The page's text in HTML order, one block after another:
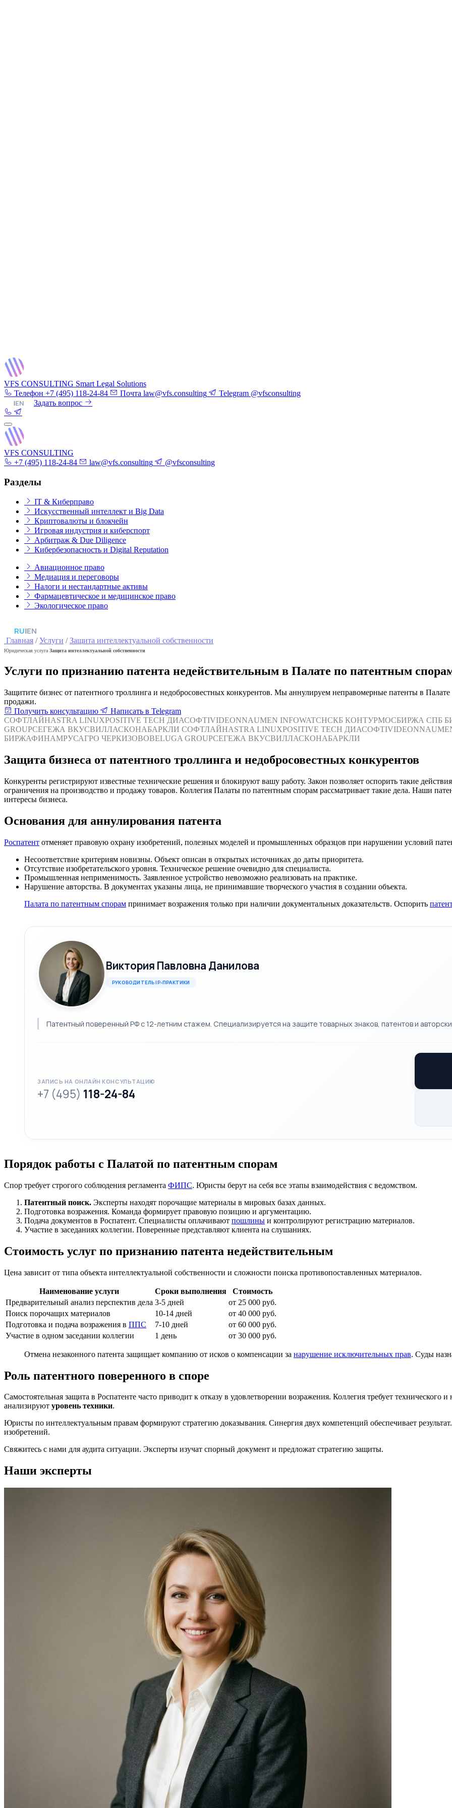
VFS CONSULTING Smart Legal Solutions
Телефон +7 (495) 118-24-84 Почта law@vfs.consulting Telegram @vfsconsulting
|EN Задать вопрос
VFS CONSULTING
+7 (495) 118-24-84
law@vfs.consulting @vfsconsulting
Разделы
IT & Киберправо
Искусственный интеллект и Big Data
Криптовалюты и блокчейн
Игровая индустрия и киберспорт
Арбитраж & Due Diligence
Кибербезопасность и Digital Reputation
Авиационное право
Медиация и переговоры
Налоги и нестандартные активы
Фармацевтическое и медицинское право
Экологическое право
RU|EN
Главная /Услуги /Защита интеллектуальной собственности
Юридическая услуга Защита интеллектуальной собственности
Услуги по признанию патента недействительным в Палате по патентным
Защитите бизнес от патентного троллинга и недобросовестных конкурентов. Мы аннулируем неправомерные патенты в
продажи.
Получить консультацию
Написать в Telegram
СОФТЛАЙНASTRA LINUXPOSITIVE TECH ДИАСОФТIVIDEONNAUMEN INFOWATCHСКБ КОНТУРМОСБИРЖА СПБ
GROUPСЕГЕЖА ВКУСВИЛЛАСКОНАБАРКЛИ СОФТЛАЙНASTRA LINUXPOSITIVE TECH ДИАСОФТIVIDEON
БИРЖАФИНАМРУСАГРО ЧЕРКИЗОВОBELUGA GROUPСЕГЕЖА ВКУСВИЛЛАСКОНАБАРКЛИ
Защита бизнеса от патентного троллинга и недобросовестных конкурентов
Конкуренты регистрируют известные технические решения и блокируют вашу работу. Закон позволяет оспорить такие
ограничения на производство и продажу товаров. Коллегия Палаты по патентным спорам рассматривает такие дела. Наши
интересы бизнеса.
Основания для аннулирования патента
Роспатент отменяет правовую охрану изобретений, полезных моделей и промышленных образцов при нарушении условий
Несоответствие критериям новизны. Объект описан в открытых источниках до даты приоритета.
Отсутствие изобретательского уровня. Техническое решение очевидно для специалиста.
Промышленная неприменимость. Заявленное устройство невозможно реализовать на практике.
Нарушение авторства. В документах указаны лица, не принимавшие творческого участия в создании объекта.
Палата по патентным спорам принимает возражения только при наличии документальных доказательств. Оспорить
Виктория Павловна Данилова
РУКОВОДИТЕЛЬ IP-ПРАКТИКИ
Патентный поверенный РФ с 12-летним стажем. Специализируется на защите товарных знаков, патентов и
ЗАПИСЬ НА ОНЛАЙН КОНСУЛЬТАЦИЮ
+7 (495) 118-24-84
Порядок работы с Палатой по патентным спорам
Спор требует строгого соблюдения регламента ФИПС. Юристы берут на себя все этапы взаимодействия с ведомством.
Патентный поиск. Эксперты находят порочащие материалы в мировых базах данных.
Подготовка возражения. Команда формирует правовую позицию и аргументацию.
Подача документов в Роспатент. Специалисты оплачивают пошлины и контролируют регистрацию материалов.
Участие в заседаниях коллегии. Поверенные представляют клиента на слушаниях.
Стоимость услуг по признанию патента недействительным
Цена зависит от типа объекта интеллектуальной собственности и сложности поиска противопоставленных материалов.
Наименование услуги Сроки выполнения
Стоимость
Предварительный анализ перспектив дела 3-5 дней
от 25 000 руб.
Поиск порочащих материалов
10-14 дней
от 40 000 руб.
Подготовка и подача возражения в ППС 7-10 дней
от 60 000 руб.
Участие в одном заседании коллегии
1 день от 30 000 руб.
Отмена незаконного патента защищает компанию от исков о компенсации за нарушение исключительных прав. Суды
Роль патентного поверенного в споре
Самостоятельная защита в Роспатенте часто приводит к отказу в удовлетворении возражения. Коллегия требует
анализируют уровень техники.
Юристы по интеллектуальным правам формируют стратегию доказывания. Синергия двух компетенций обеспечивает
изобретений.
Свяжитесь с нами для аудита ситуации. Эксперты изучат спорный документ и предложат стратегию защиты.
Наши эксперты